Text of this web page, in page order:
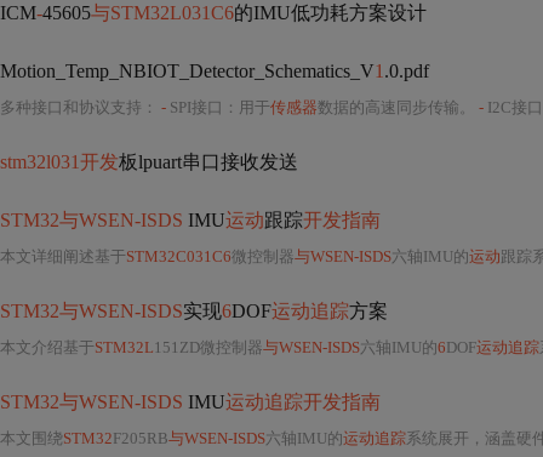
ICM-45605与STM32L031C6的IMU低功耗方案设计
Motion_Temp_NBIOT_Detector_Schematics_V1 .0.pdf
多种接口和协议支持： - SPI接口：用于传感器数据的高速同步传输。 - I2C接
stm32l031开发板lpuart串口接收发送
STM32与WSEN-ISDS IMU运动跟踪开发指南
本文详细阐述基于STM32C031C6微控制器与WSEN-ISDS六轴IMU的运动跟踪
STM32与WSEN-ISDS实现6DOF运动追踪方案
本文介绍基于STM32L 151ZD微控制器与WSEN-ISDS六轴IMU的6DOF运动追踪
STM32与WSEN-ISDS IMU运动追踪开发指南
本文围绕STM32F205RB与WSEN-ISDS六轴IMU的运动追踪系统展开，涵盖硬